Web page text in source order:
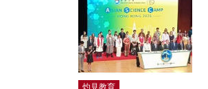
灼見教育